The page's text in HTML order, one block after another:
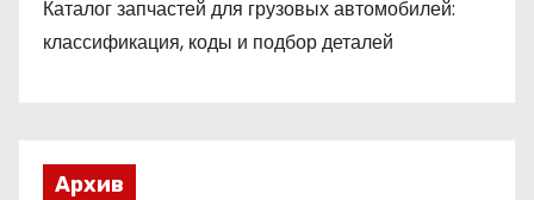
Каталог запчастей для грузовых автомобилей:
классификация, коды и подбор деталей
Архив